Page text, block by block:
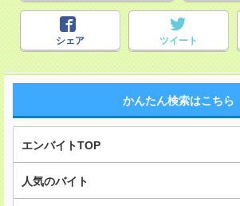
シェア ツイート
かんたん検索はこちら
エンバイトTOP
人気のバイト